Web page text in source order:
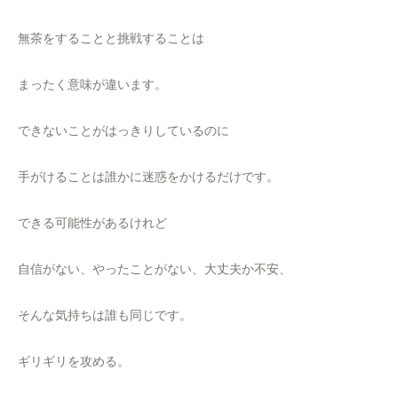
無茶をすることと挑戦することは
まったく意味が違います。
できないことがはっきりしているのに
手がけることは誰かに迷惑をかけるだけです。
できる可能性があるけれど
自信がない、やったことがない、大丈夫か不安、
そんな気持ちは誰も同じです。
ギリギリを攻める。